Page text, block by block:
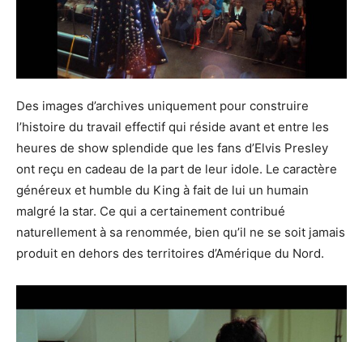
Des images d’archives uniquement pour construire
l’histoire du travail effectif qui réside avant et entre les
heures de show splendide que les fans d’Elvis Presley
ont reçu en cadeau de la part de leur idole. Le caractère
généreux et humble du King à fait de lui un humain
malgré la star. Ce qui a certainement contribué
naturellement à sa renommée, bien qu’il ne se soit jamais
produit en dehors des territoires d’Amérique du Nord.